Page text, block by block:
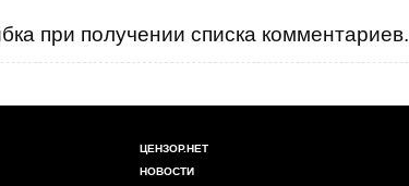
при получении списка комментариев.
ЦЕНЗОР.НЕТ
НОВОСТИ